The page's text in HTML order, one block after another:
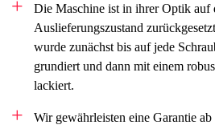
Die Maschine ist in ihrer Optik auf
Auslieferungszustand
wurde zunächst bis auf jede
grundiert und dann mit einem
lackiert.
Wir gewährleisten eine Garantie